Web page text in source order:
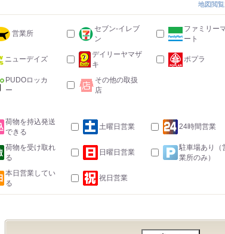
地図閲
営業所
セブン-イレブ
ン
ファミリー
ート
ニューデイズ
デイリーヤマザ
キ
ポプラ
PUDOロッカ
ー
その他の取扱
店
荷物を持込発送
できる
土曜日営業 24時間営業
荷物を受け取れ
る
日曜日営業
駐車場あり（
業所のみ）
本日営業してい
る
祝日営業